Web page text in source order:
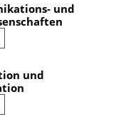
und
und